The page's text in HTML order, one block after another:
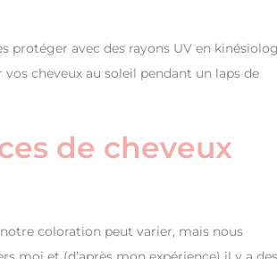
protéger avec des rayons UV en
cheveux au soleil pendant un laps de
de cheveux
coloration peut varier, mais nous